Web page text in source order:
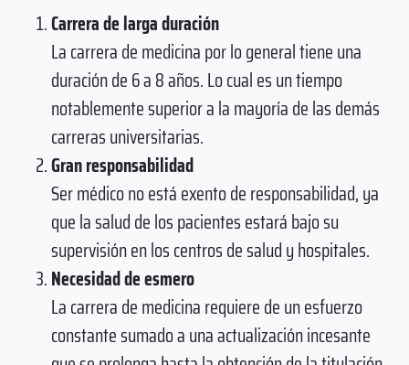
Carrera de larga duración
La carrera de medicina por lo general tiene una
duración de 6 a 8 años. Lo cual es un tiempo
notablemente superior a la mayoría de las demás
carreras universitarias.
Gran responsabilidad
Ser médico no está exento de responsabilidad, ya
que la salud de los pacientes estará bajo su
supervisión en los centros de salud y hospitales.
Necesidad de esmero
La carrera de medicina requiere de un esfuerzo
constante sumado a una actualización incesante